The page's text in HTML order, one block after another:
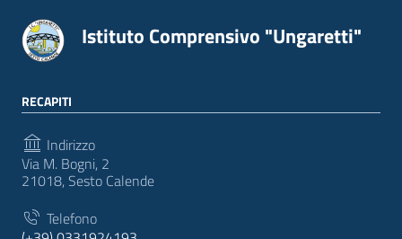
Istituto Comprensivo "Ungaretti"
RECAPITI
Indirizzo
Via M. Bogni, 2
21018, Sesto Calende
Telefono